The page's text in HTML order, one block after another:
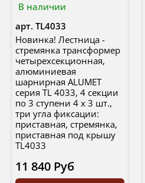
В наличии
арт. ТL4033
Новинка! Лестница -
стремянка трансформер
четырехсекционная,
алюминиевая
шарнирная ALUMET
серия TL 4033, 4 секции
по 3 ступени 4 х 3 шт.,
три угла фиксации:
приставная, стремянка,
приставная под крышу
TL4033
11 840 Руб